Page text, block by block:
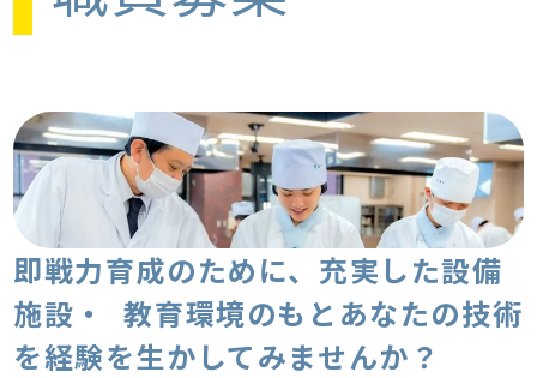
即戦力育成のために、充実した設備
施設・ 教育環境のもと あなたの技術
を経験を生かしてみませんか？